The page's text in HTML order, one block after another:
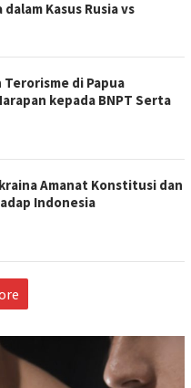
Kasus Rusia vs
di Papua
kepada BNPT Serta
Amanat Konstitusi dan
Indonesia